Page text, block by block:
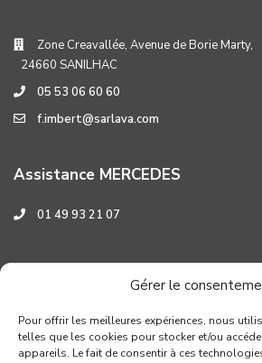
Gérer le
Pour offrir les meilleures expériences, nous
telles que les cookies pour stocker et/ou
appareils. Le fait de consentir à ces
Zone Creavallée, Avenue de Borie Marty,
24660 SANILHAC
05 53 06 60 60
f.imbert@sarlava.com
Assistance MERCEDES
01 49 93 21 07